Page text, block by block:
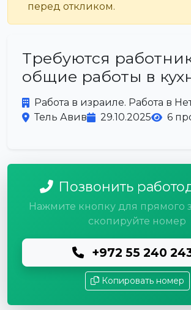
перед откликом.
Требуются
общие работы в
Работа в израиле. Работа в
Тель Авив
29.10.2025 6
Позвонить
Нажмите кнопку для прямого
скопируйте номер
+972 55 240
Копировать номер